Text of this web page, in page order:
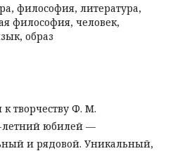
философия, литература,
философия, человек,
образ
к творчеству Ф. М.
летний юбилей —
и рядовой. Уникальный,